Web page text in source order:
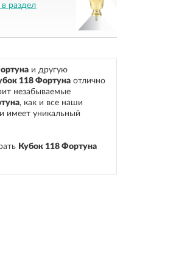
раздел
и другую
118 Фортуна отлично
незабываемые
, как и все наши
имеет уникальный
Кубок 118 Фортуна